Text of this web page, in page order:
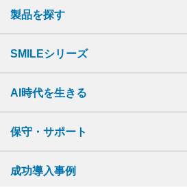
製品を探す
SMILEシリーズ
AI時代を生きる
保守・サポート
成功導入事例